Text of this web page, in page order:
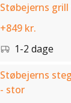
Støbejerns
+849 kr.
1-2 dage
Støbejerns
- stor